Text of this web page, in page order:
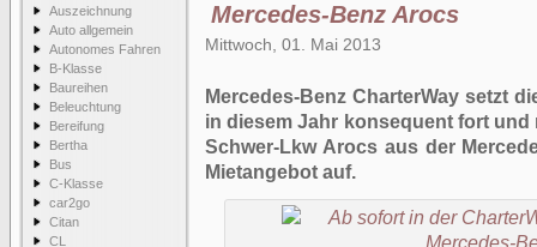
Auszeichnung
Auto allgemein
Autonomes Fahren
B-Klasse
Baureihen
Beleuchtung
Bereifung
Bertha
Bus
C-Klasse
car2go
Citan
CL
Mercedes-Benz Arocs
Mittwoch, 01. Mai 2013
Mercedes-Benz CharterWay setzt
in diesem Jahr konsequent fort und
Schwer-Lkw Arocs aus der
Mietangebot auf.